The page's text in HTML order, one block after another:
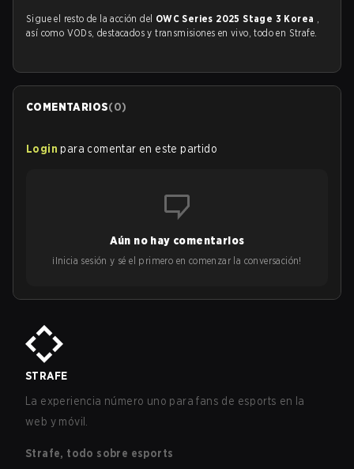
Sigue el resto de la acción del OWC Series 2025 Stage 3 Korea ,
así como VODs, destacados y transmisiones en vivo, todo en Strafe.
COMENTARIOS(0)
Login para comentar en este partido
Aún no hay comentarios
¡Inicia sesión y sé el primero en comenzar la conversación!
STRAFE
La experiencia número uno para fans de esports en la
web y móvil.
Strafe, todo sobre esports